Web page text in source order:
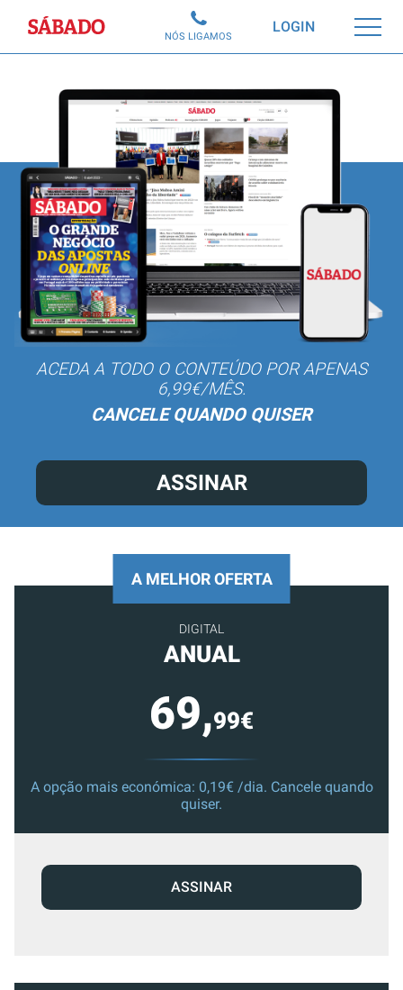
Sábado LOGIN
NÓS LIGAMOS
ACEDA A TODO O CONTEÚDO POR APENAS
6,99€/MÊS.
CANCELE QUANDO QUISER
ASSINAR
A MELHOR OFERTA
DIGITAL
ANUAL
69,99€
A opção mais económica: 0,19€ /dia. Cancele quando
quiser.
ASSINAR